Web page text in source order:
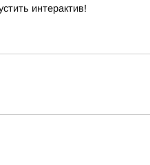
интерактив!